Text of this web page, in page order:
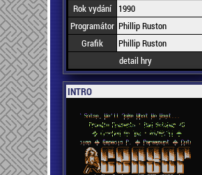
Rok vydání
1990
Programátor Phillip Ruston
Grafik
Phillip Ruston
detail hry
INTRO